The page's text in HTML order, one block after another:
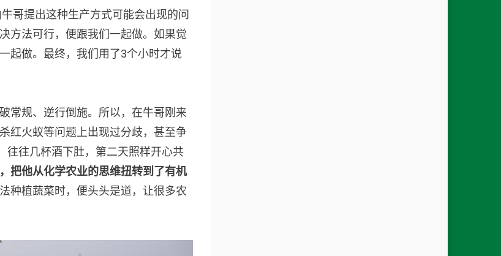
哥提出这种生产方式可能会出现的问
方法可行，便跟我们一起做。如果觉
起做。最终，我们用了3个小时才说
常规、逆行倒施。所以，在牛哥刚来
红火蚁等问题上出现过分歧，甚至争
往往几杯酒下肚，第二天照样开心共
把他从化学农业的思维扭转到了有机
种植蔬菜时，便头头是道，让很多农